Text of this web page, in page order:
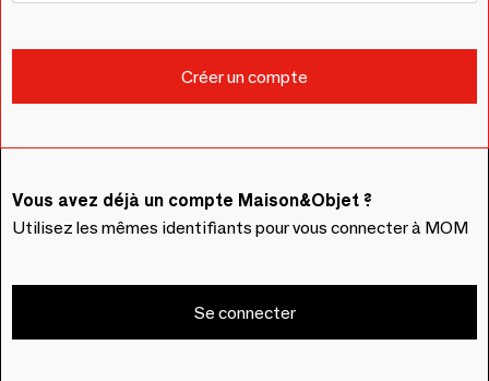
Vous avez déjà un compte Maison&Objet ?
Utilisez les mêmes identifiants pour vous connecter à MOM
Se connecter